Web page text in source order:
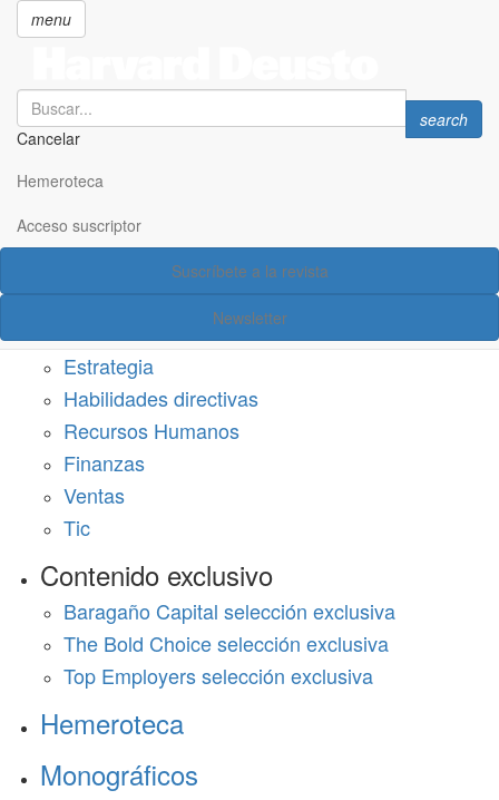
principal
menu
Search
Cancelar
Search
search
Hemeroteca
Acceso suscriptor
Suscríbete a la revista
Newsletter
Acceso suscriptor
Estrategia
Habilidades directivas
Recursos Humanos
Finanzas
Ventas
Tic
Contenido exclusivo
Baragaño Capital selección exclusiva
The Bold Choice selección exclusiva
Top Employers selección exclusiva
Hemeroteca
Monográficos